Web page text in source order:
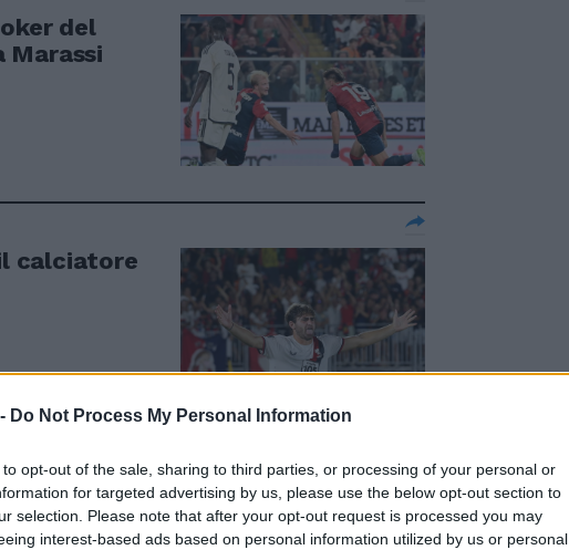
Do Not Process My Personal Information
to opt-out of the sale, sharing to third parties, or processing of your personal or
for targeted advertising by us, please use the below opt-out section to
selection. Please note that after your opt-out request is processed you may
interest-based ads based on personal information utilized by us or personal
del
Marassi
calciatore
per